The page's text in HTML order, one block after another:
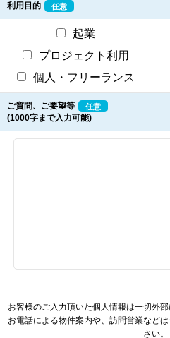
利用目的 任意
起業
プロジェクト利用
個人・フリーランス
ご質問、ご要望等 任意
(1000字まで入力可能)
お客様のご入力頂いた個人情報は一切外
お電話による物件案内や、訪問営業など
さい。